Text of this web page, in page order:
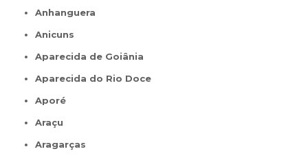
Anhanguera
Anicuns
Aparecida de Goiânia
Aparecida do Rio Doce
Aporé
Araçu
Aragarças